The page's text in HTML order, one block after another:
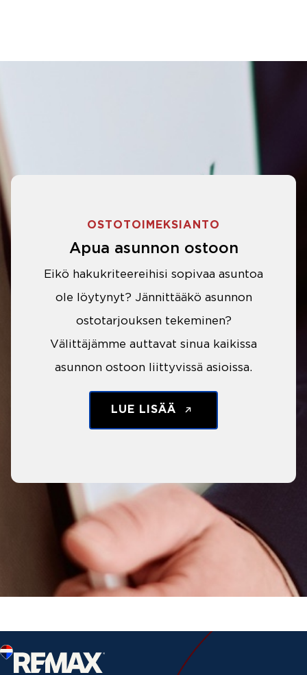
OSTOTOIMEKSIANTO
Apua asunnon ostoon
Eikö hakukriteereihisi sopivaa asuntoa
ole löytynyt? Jännittääkö asunnon
ostotarjouksen tekeminen?
Välittäjämme auttavat sinua kaikissa
asunnon ostoon liittyvissä asioissa.
LUE LISÄÄ